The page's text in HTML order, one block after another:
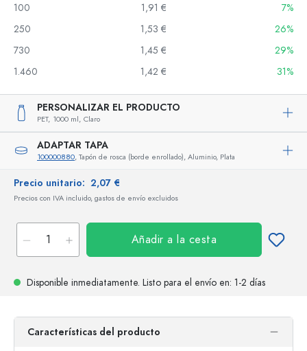
100
1,91 €
7%
250
1,53 €
26%
730
1,45 €
29%
1.460
1,42 € 31%
PERSONALIZAR EL PRODUCTO
PET, 1000 ml, Claro
ADAPTAR TAPA
100000880, Tapón de rosca (borde enrollado), Aluminio, Plata
Precio unitario: 2,07 €
Precios con IVA incluido, gastos de envío excluidos
Añadir a la cesta
Disponible inmediatamente. Listo para el envío en: 1-2 días
Características del producto